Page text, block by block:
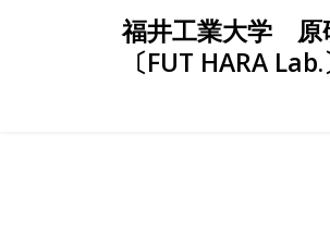
福井工業大学 原
〔FUT HARA Lab.